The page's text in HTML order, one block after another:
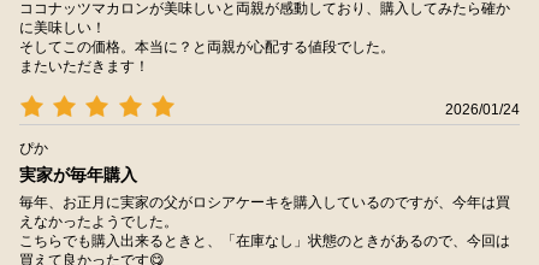
ココナッツマカロンが美味しいと両親が感動しており、購入してみたら確か
に美味しい！
そしてこの価格。本当に？と両親が心配する値段でした。
またいただきます！
2026/01/24
ぴか
実家が毎年購入
毎年、お正月に実家の父がロシアケーキを購入しているのですが、今年は買
えなかったようでした。
こちらでも購入出来るときと、「在庫なし」状態のときがあるので、今回は
買えて良かったです😋